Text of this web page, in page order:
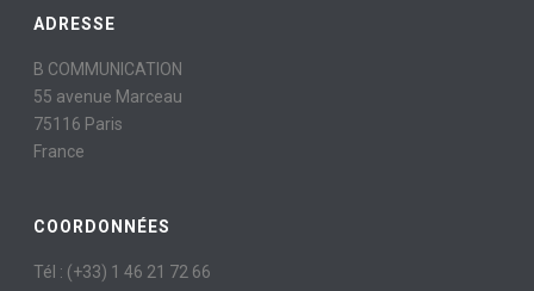
ADRESSE
B COMMUNICATION
55 avenue Marceau
75116 Paris
France
COORDONNÉES
Tél : (+33) 1 46 21 72 66